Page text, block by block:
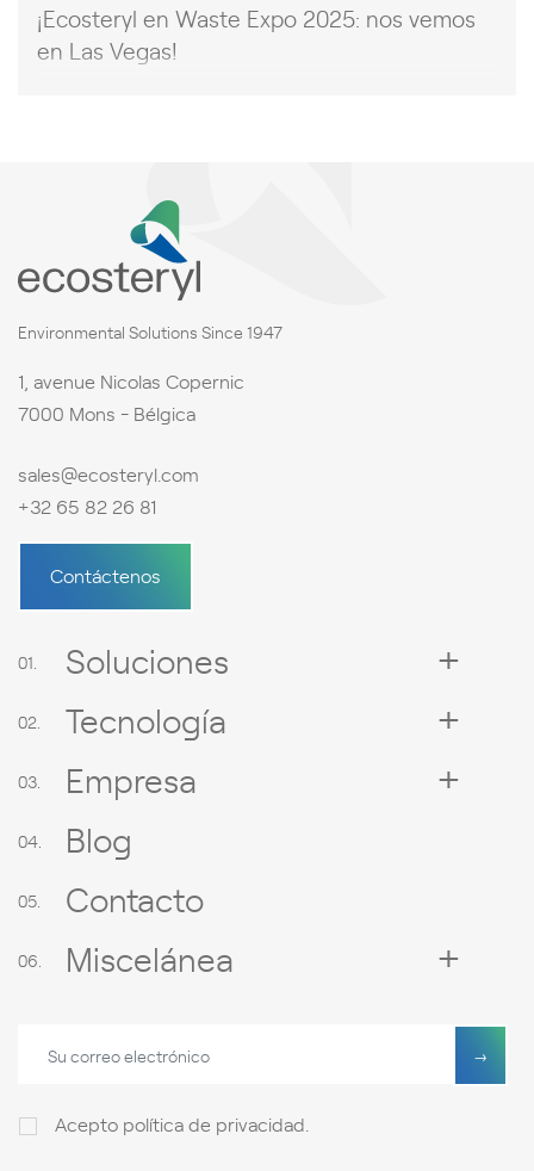
¡Ecosteryl en Waste Expo 2025: nos vemos
en Las Vegas!
Environmental Solutions Since 1947
1, avenue Nicolas Copernic
7000 Mons - Bélgica
sales@ecosteryl.com
+32 65 82 26 81
Contáctenos
Soluciones
Tecnología
Empresa
Blog
Contacto
Miscelánea
Acepto política de privacidad